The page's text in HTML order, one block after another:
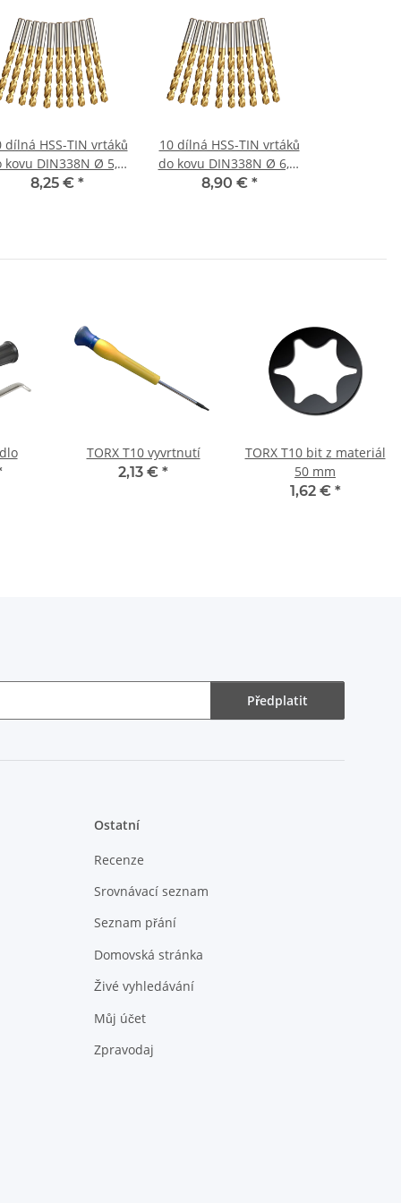
dílná HSS-TIN vrtáků
kovu DIN338N Ø 5,1-
6 mm (0,1)
8,25 € *
10 dílná HSS-TIN vrtáků
do kovu DIN338N Ø 6,1-
7 mm (0,1)
8,90 € *
TORX T10 vyvrtnutí
2,13 € *
TORX T10 bit z materiál
50 mm
1,62 € *
Předplatit
Ostatní
Recenze
Srovnávací seznam
Seznam přání
Domovská stránka
Živé vyhledávání
Můj účet
Zpravodaj